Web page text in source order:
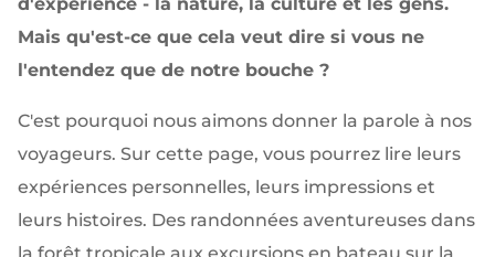
Mais qu'est-ce que cela veut dire si vous ne
l'entendez que de notre bouche ?
C'est pourquoi nous aimons donner la parole à nos
voyageurs. Sur cette page, vous pourrez lire leurs
expériences personnelles, leurs impressions et
leurs histoires. Des randonnées aventureuses dans